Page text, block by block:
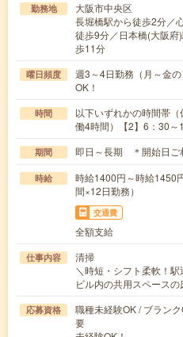
勤務地
大阪市中央区
長堀橋駅から徒歩2分／
徒歩9分／日本橋(大阪
歩11分
曜日頻度
週3～4日勤務（月～金
OK！
時間
以下いずれかの時間帯
働4時間）【2】6：30
期間 即日～長期 ＊開始日ご
時給
時給1400円～時給1450
間×12日勤務）
交通費
全額支給
仕事内容
清掃
＼時短・シフト柔軟！
ビル内の共用スペース
応募資格
職種未経験OK / ブラン
要